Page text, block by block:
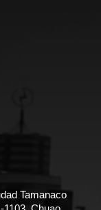
Tamanaco